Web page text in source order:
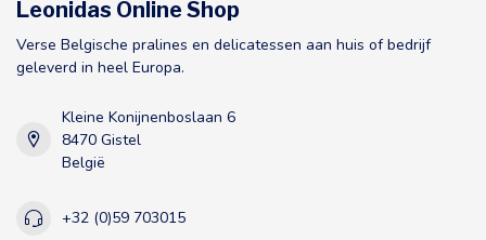
Leonidas Online Shop
Verse Belgische pralines en delicatessen aan huis of bedrijf
geleverd in heel Europa.
Kleine Konijnenboslaan 6
8470 Gistel
België
+32 (0)59 703015